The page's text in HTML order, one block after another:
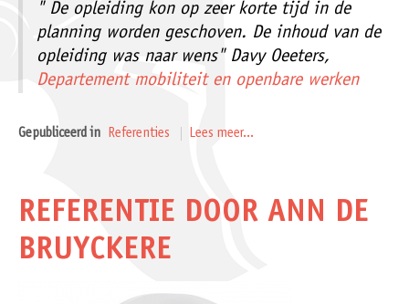
" De opleiding kon op zeer korte tijd in de
planning worden geschoven. De inhoud van de
opleiding was naar wens" Davy Oeeters,
Departement mobiliteit en openbare werken
Gepubliceerd in Referenties Lees meer...
REFERENTIE DOOR ANN DE
BRUYCKERE